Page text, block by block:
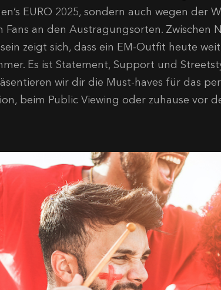
EURO 2025, sondern auch wegen der
Fans an den Austragungsorten. Zwischen
zeigt sich, dass ein EM-Outfit heute
Es ist Statement, Support und
wir dir die Must-haves für das
beim Public Viewing oder zuhause vor